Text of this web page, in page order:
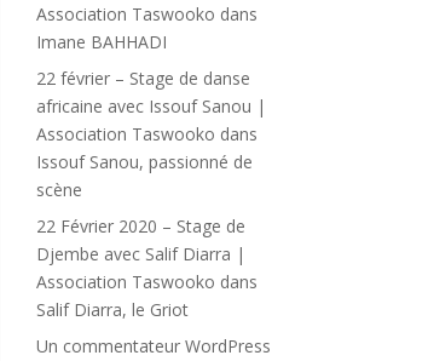
Association Taswooko dans
Imane BAHHADI
22 février – Stage de danse
africaine avec Issouf Sanou |
Association Taswooko dans
Issouf Sanou, passionné de
scène
22 Février 2020 – Stage de
Djembe avec Salif Diarra |
Association Taswooko dans
Salif Diarra, le Griot
Un commentateur WordPress